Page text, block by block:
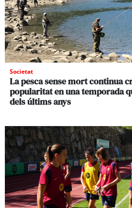
Societat
La pesca sense mort continua
popularitat en una temporada
dels últims anys